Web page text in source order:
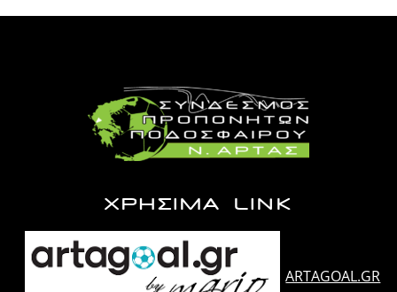
ΧΡΗΣΙΜΑ LINK
ARTAGOAL.GR